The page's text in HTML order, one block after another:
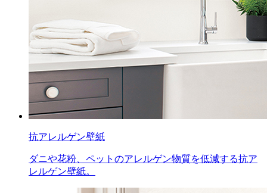
抗アレルゲン壁紙
ダニや花粉、ペットのアレルゲン物質を低減する抗ア
レルゲン壁紙。